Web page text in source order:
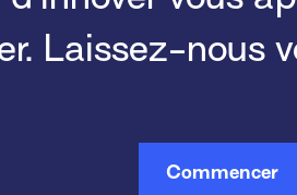
Laissez-nous
Commencer